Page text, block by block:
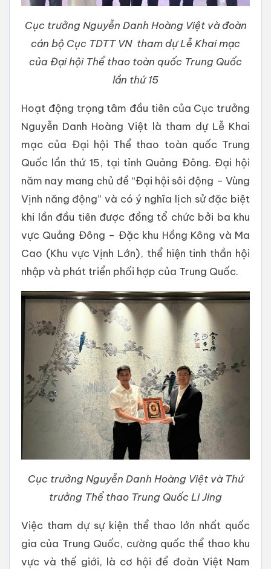
Cục trưởng Nguyễn Danh Hoàng Việt và đoàn
cán bộ Cục TDTT VN tham dự Lễ Khai mạc
của Đại hội Thể thao toàn quốc Trung Quốc
lần thứ 15
Hoạt động trọng tâm đầu tiên của Cục trưởng
Nguyễn Danh Hoàng Việt là tham dự Lễ Khai
mạc của Đại hội Thể thao toàn quốc Trung
Quốc lần thứ 15, tại tỉnh Quảng Đông. Đại hội
năm nay mang chủ đề “Đại hội sôi động – Vùng
Vịnh năng động” và có ý nghĩa lịch sử đặc biệt
khi lần đầu tiên được đồng tổ chức bởi ba khu
vực Quảng Đông – Đặc khu Hồng Kông và Ma
Cao (Khu vực Vịnh Lớn), thể hiện tinh thần hội
nhập và phát triển phối hợp của Trung Quốc.
Cục trưởng Nguyễn Danh Hoàng Việt và Thứ
trưởng Thể thao Trung Quốc Li Jing
Việc tham dự sự kiện thể thao lớn nhất quốc
gia của Trung Quốc, cường quốc thể thao khu
vực và thế giới, là cơ hội để đoàn Việt Nam